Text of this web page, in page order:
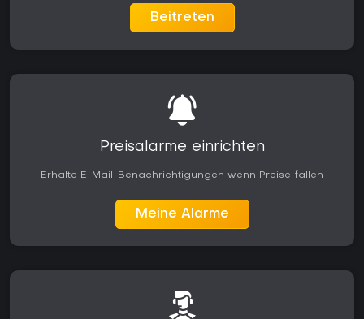
Beitreten
Preisalarme einrichten
Erhalte E-Mail-Benachrichtigungen wenn Preise fallen
Meine Alarme